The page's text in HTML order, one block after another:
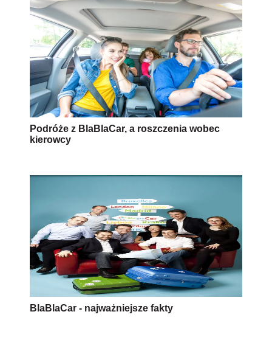
Podróże z BlaBlaCar, a roszczenia wobec
kierowcy
BlaBlaCar - najważniejsze fakty